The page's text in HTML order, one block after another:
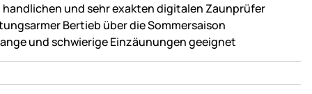
handlichen und sehr exakten digitalen Zaunprüfer
Bertieb über die Sommersaison
und schwierige Einzäunungen geeignet